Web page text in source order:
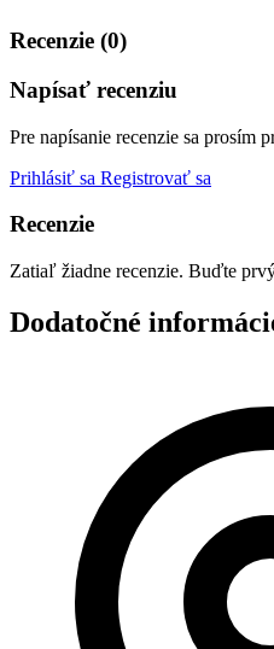
Recenzie (0)
Napísať recenziu
Pre napísanie recenzie sa prosím
Prihlásiť sa Registrovať sa
Recenzie
Zatiaľ žiadne recenzie. Buďte
Dodatočné